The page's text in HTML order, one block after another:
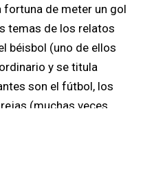
de meter un gol
temas de los relatos
béisbol (uno de ellos
y se titula
son el fútbol, los
(muchas veces